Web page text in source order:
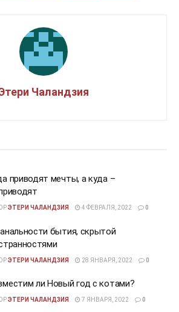
Чаландзия
приводят мечты, а куда –
ЭТЕРИ ЧАЛАНДЗИЯ 4 ФЕВРАЛЯ, 2022 0
бытия, скрытой
ЭТЕРИ ЧАЛАНДЗИЯ 28 ЯНВАРЯ, 2022 0
ли Новый год с котами?
ЭТЕРИ ЧАЛАНДЗИЯ 7 ЯНВАРЯ, 2022 0